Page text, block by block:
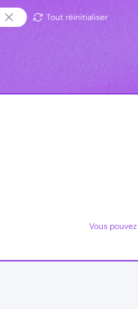
Tout réinitialiser
Vous